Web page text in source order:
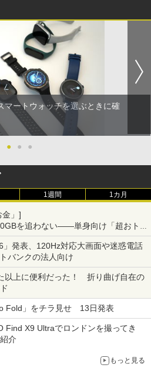
マートウォッチを選ぶときに確
● ● ●
1週間 1カ月
金」]
を追わない――単身向け「超おトク
意点
」発表、120Hz対応大画面や迷惑電話
バンクの法人向け
以上に便利だった！ 折り曲げ自在の
Fold」をチラ見せ 13日発表
Find X9 Ultraでロンドンを撮ってき
介
もっと見る